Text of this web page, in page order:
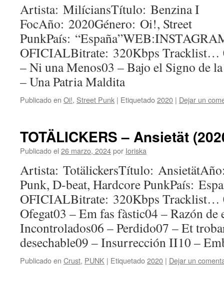
Artista: MilíciansTítulo: Benzina I
FocAño: 2020Género: Oi!, Street
PunkPaís:
OFICIALBitrate: 320Kbps Tracklist…
– Ni una Menos03 – Bajo el Signo de
– Una Patria Maldita
Publicado en Oi!, Street Punk | Etiquetado2020 | Dejar un
TOTÄLICKERS – Ansietät
Publicado el 26 marzo, 2024por Ioriska
Artista: TotälickersTítulo:
Punk, D-beat, Hardcore PunkPaís:
OFICIALBitrate: 320Kbps Tracklist…
Ofegat03 – Em fas fàstic04 – Razón de
Incontrolados06 – Perdido07 – Et
desechable09 – Insurrección II10 –
Publicado en Crust, PUNK | Etiquetado2020 | Dejar un